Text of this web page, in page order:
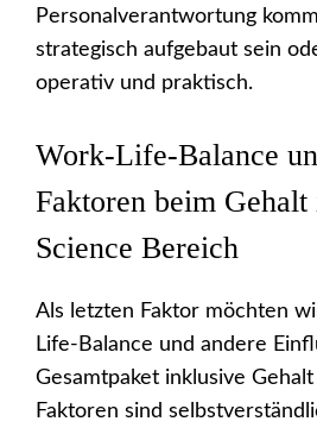
Personalverantwortung
strategisch aufgebaut sein
operativ und praktisch.
Work-Life-Balance
Faktoren beim
Science Bereich
Als letzten Faktor möchten
Life-Balance und andere
Gesamtpaket inklusive
Faktoren sind